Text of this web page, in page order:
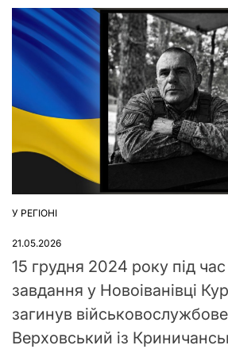
ОПУБЛІКУВАТИ
У РЕГІОНІ
21.05.2026
15 грудня 2024 року під
завдання у Новоіванівці
загинув
Верховський із